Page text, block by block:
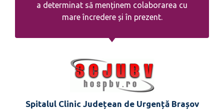
a determinat să menținem colaborarea cu
mare încredere și în prezent.
Spitalul Clinic Județean de Urgență Brașov